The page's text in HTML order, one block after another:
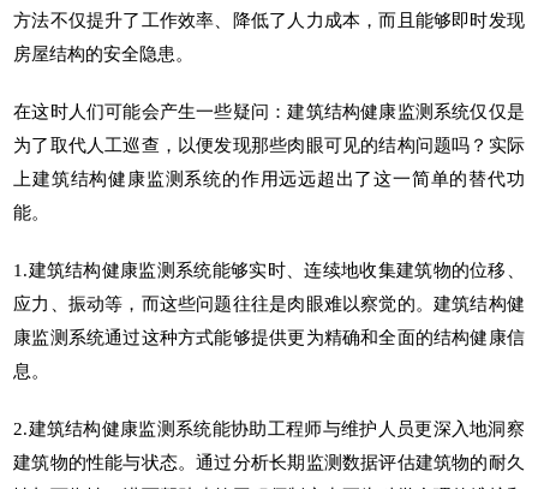
方法不仅提升了工作效率、降低了人力成本，而且能够即时发现
房屋结构的安全隐患。
在这时人们可能会产生一些疑问：建筑结构健康监测系统仅仅是
为了取代人工巡查，以便发现那些肉眼可见的结构问题吗？实际
上建筑结构健康监测系统的作用远远超出了这一简单的替代功
能。
1.建筑结构健康监测系统能够实时、连续地收集建筑物的位移、
应力、振动等，而这些问题往往是肉眼难以察觉的。 建筑结构健
康监测系统通过这种方式能够提供更为精确和全面的结构健康信
息。
2.建筑结构健康监测系统能协助工程师与维护人员更深入地洞察
建筑物的性能与状态。通过分析长期监测数据评估建筑物的耐久